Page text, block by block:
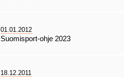
01.01.2012
Suomisport-ohje 2023
18.12.2011